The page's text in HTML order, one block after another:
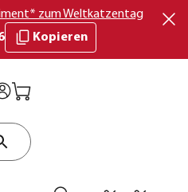
zum Weltkatzentag
Kopieren